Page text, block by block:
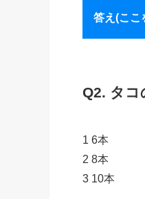
答え(ここ
Q2. タコ
1 6本
2 8本
3 10本